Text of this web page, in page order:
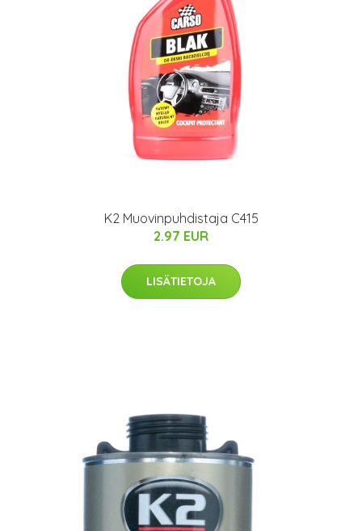
K2 Muovinpuhdistaja C415
2.97 EUR
LISÄTIETOJA